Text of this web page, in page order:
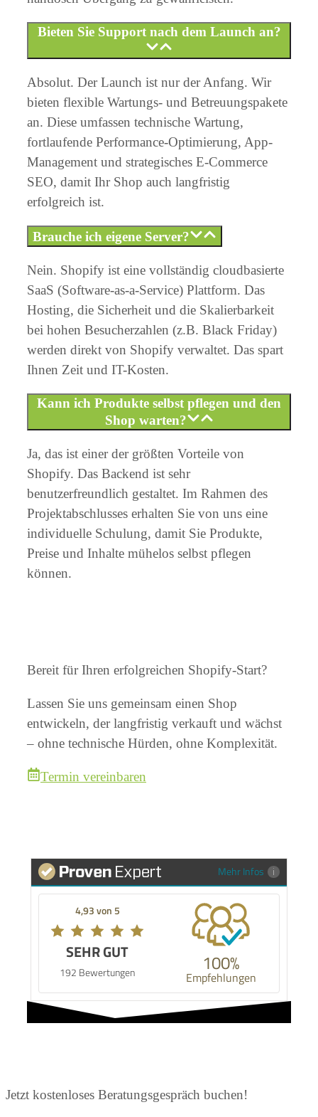
Bieten Sie Support nach dem Launch an?
Absolut. Der Launch ist nur der Anfang. Wir
bieten flexible Wartungs- und Betreuungspakete
an. Diese umfassen technische Wartung,
fortlaufende Performance-Optimierung, App-
Management und strategisches E-Commerce
SEO, damit Ihr Shop auch langfristig
erfolgreich ist.
Brauche ich eigene Server?
Nein. Shopify ist eine vollständig cloudbasierte
SaaS (Software-as-a-Service) Plattform. Das
Hosting, die Sicherheit und die Skalierbarkeit
bei hohen Besucherzahlen (z.B. Black Friday)
werden direkt von Shopify verwaltet. Das spart
Ihnen Zeit und IT-Kosten.
Kann ich Produkte selbst pflegen und den
Shop warten?
Ja, das ist einer der größten Vorteile von
Shopify. Das Backend ist sehr
benutzerfreundlich gestaltet. Im Rahmen des
Projektabschlusses erhalten Sie von uns eine
individuelle Schulung, damit Sie Produkte,
Preise und Inhalte mühelos selbst pflegen
können.
Bereit für Ihren erfolgreichen Shopify-Start?
Lassen Sie uns gemeinsam einen Shop
entwickeln, der langfristig verkauft und wächst
– ohne technische Hürden, ohne Komplexität.
Termin vereinbaren
Mehr Infos
4,93 von 5
SEHR GUT
192 Bewertungen 100%
Empfehlungen
Jetzt kostenloses Beratungsgespräch buchen!